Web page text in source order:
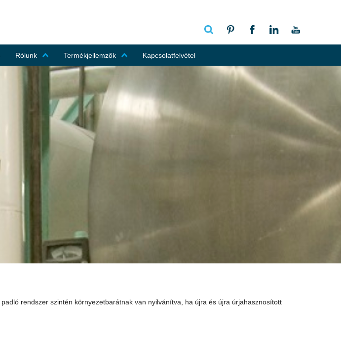
Rólunk Termékjellemzők Kapcsolatfelvétel
rendszer szintén környezetbarátnak van nyilvánítva, ha újra és újra úrjahasznosított